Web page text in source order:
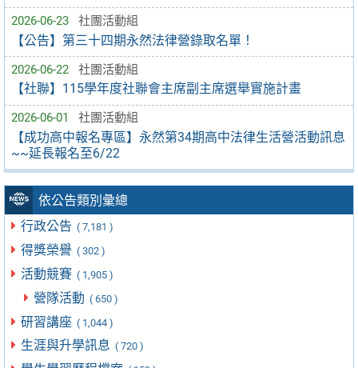
2026-06-23 社團活動組
【公告】第三十四期永然法律營錄取名單！
2026-06-22 社團活動組
【社聯】115學年度社聯會主席副主席選舉實施計畫
2026-06-01 社團活動組
【成功高中報名專區】永然第34期高中法律生活營活動訊息
~~延長報名至6/22
依公告類別彙總
行政公告 ( 7,181 )
得獎榮譽 ( 302 )
活動競賽 ( 1,905 )
營隊活動 ( 650 )
研習講座 ( 1,044 )
生涯與升學訊息 ( 720 )